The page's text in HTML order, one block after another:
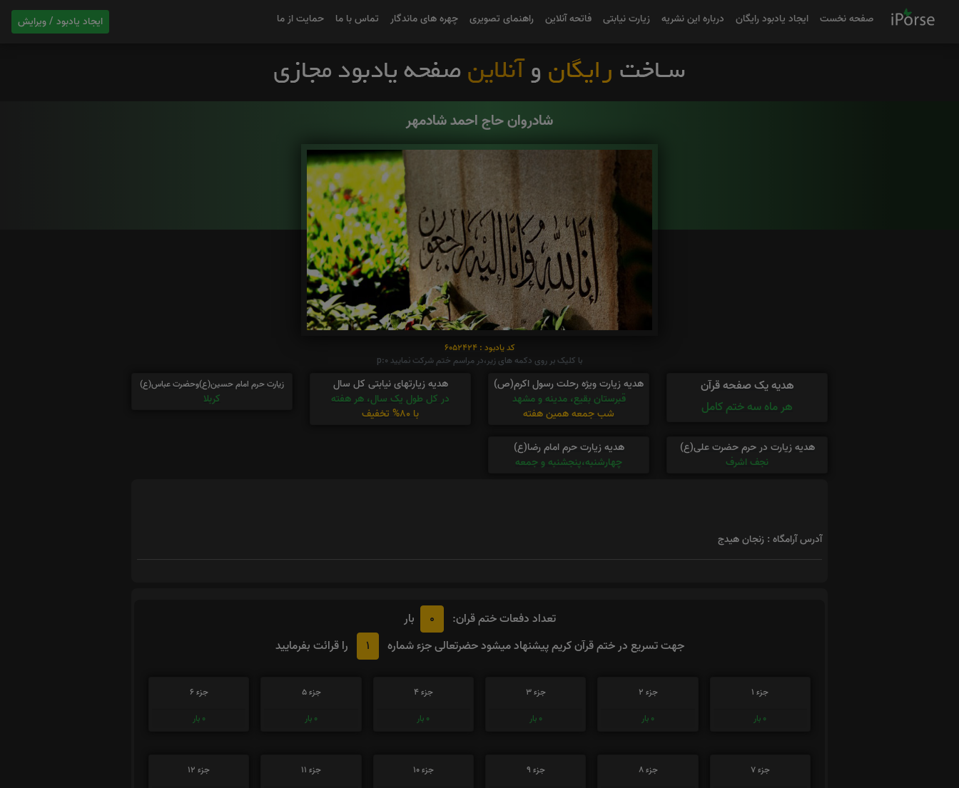
ایجاد یادبود / ویرایش صفحه نخست ایجاد یادبود رایگان درباره این نشریه زیارت نیابتی فاتحه آنلاین راهنمای تصویری چهره های ماندگار تماس با ما حمایت از ما
شادروان حاج احمد شادمهر
کد یادبود : 6052424
با کلیک بر روی دکمه های زیر،در مراسم ختم شرکت نمایید p:0
هدیه یک صفحه قرآن
هر ماه سه ختم کامل
هدیه زیارت ویژه رحلت رسول اکرم(ص)
قبرستان بقیع، مدینه و مشهد
شب جمعه همین هفته
هدیه زیارتهای نیابتی کل سال
در کل طول یک سال، هر هفته
با 80% تخفیف
زیارت حرم امام حسین(ع)وحضرت عباس(ع)
کربلا
هدیه زیارت در حرم حضرت علی(ع)
نجف اشرف
هدیه زیارت حرم امام رضا(ع)
چهارشنبه،پنجشنبه و جمعه
آدرس آرامگاه : زنجان هیدج
تعداد دفعات ختم قران: 0
بار
جهت تسریع در ختم قرآن کریم پیشنهاد میشود حضرتعالی جزء شماره
1 را قرائت بفرمایید
جزء 1
0 بار
جزء 2
0 بار
جزء 3
0 بار
جزء 4
0 بار
جزء 5
0 بار
جزء 6
0 بار
جزء 7
جزء 8
جزء 9
جزء 10
جزء 11
جزء 12